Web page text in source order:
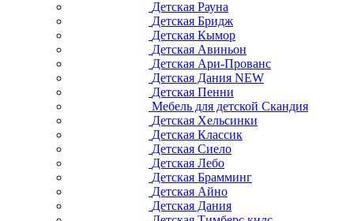
Детская Рауна
Детская Бридж
Детская Кымор
Детская Авиньон
Детская Ари-Прованс
Детская Дания NEW
Детская Пенни
Мебель для детской Скандия
Детская Хельсинки
Детская Классик
Детская Сиело
Детская Лебо
Детская Брамминг
Детская Айно
Детская Дания